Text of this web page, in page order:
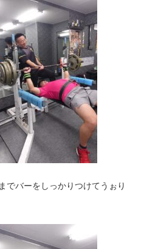
でバーをしっかりつけてうぉり